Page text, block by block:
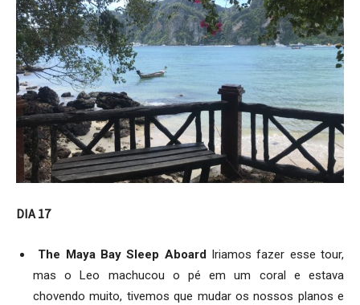
DIA 17
The Maya Bay Sleep Aboard Iriamos fazer esse tour,
mas o Leo machucou o pé em um coral e estava
chovendo muito, tivemos que mudar os nossos planos e